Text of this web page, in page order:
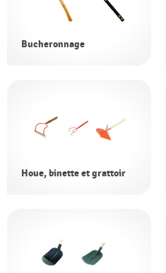
Bucheronnage
Houe, binette et grattoir